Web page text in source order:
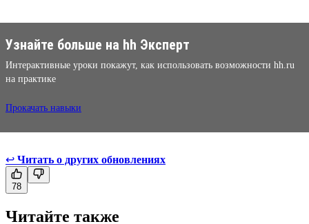
Узнайте больше на hh Эксперт
Интерактивные уроки покажут, как использовать возможности hh.ru
на практике
Прокачать навыки
↩ Читать о других обновлениях
78
Читайте также